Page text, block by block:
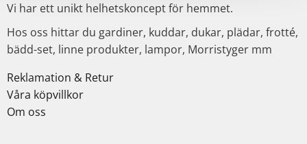
Vi har ett unikt helhetskoncept för hemmet.
Hos oss hittar du gardiner, kuddar, dukar, plädar, frotté,
bädd-set, linne produkter, lampor, Morristyger mm
Reklamation & Retur
Våra köpvillkor
Om oss